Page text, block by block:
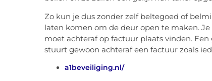
Zo kun je dus zonder zelf beltegoed of
laten komen om de deur open te maken.
moet achteraf op factuur plaats vinden.
stuurt gewoon achteraf een factuur zoals
a1beveiliging.nl/